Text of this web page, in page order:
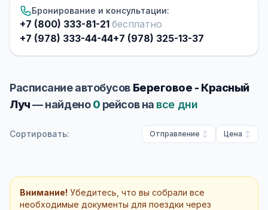
Бронирование и консультации:
+7 (800) 333-81-21 бесплатно
+7 (978) 333-44-44+7 (978) 325-13-37
Расписание автобусов Береговое - Красный
Луч— найдено0 рейсов на все дни
Сортировать: Отправление Цена
Внимание! Убедитесь, что вы собрали все
необходимые документы для поездки через